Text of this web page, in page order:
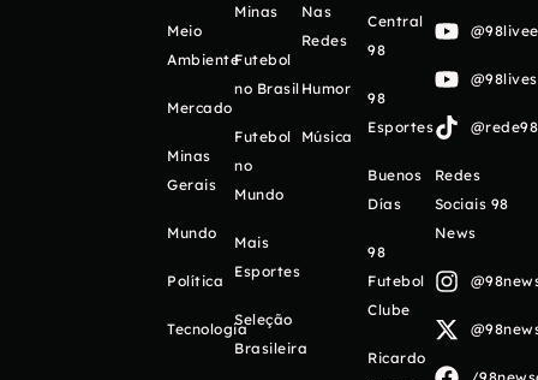
Meio
Ambiente
Mercado
Minas
Gerais
Mundo
Política
Tecnologia
Minas
Futebol
no Brasil
Futebol
no
Mundo
Mais
Esportes
Seleção
Brasileira
Nas
Redes
Humor
Música
Central
98
98
Esportes
Buenos
Días
98
Futebol
Clube
Ricardo
Redes
Sociais 98
News